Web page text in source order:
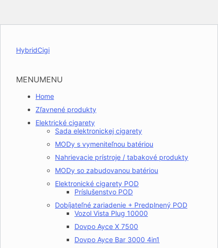
HybridCigi
MENUMENU
Home
Zľavnené produkty
Elektrické cigarety
Sada elektronickej cigarety
MODy s vymeniteľnou batériou
Nahrievacie prístroje / tabakové produkty
MODy so zabudovanou batériou
Elektronické cigarety POD
Príslušenstvo POD
Dobíjateľné zariadenie + Predplnený POD
Vozol Vista Plug 10000
Dovpo Ayce X 7500
Dovpo Ayce Bar 3000 4in1